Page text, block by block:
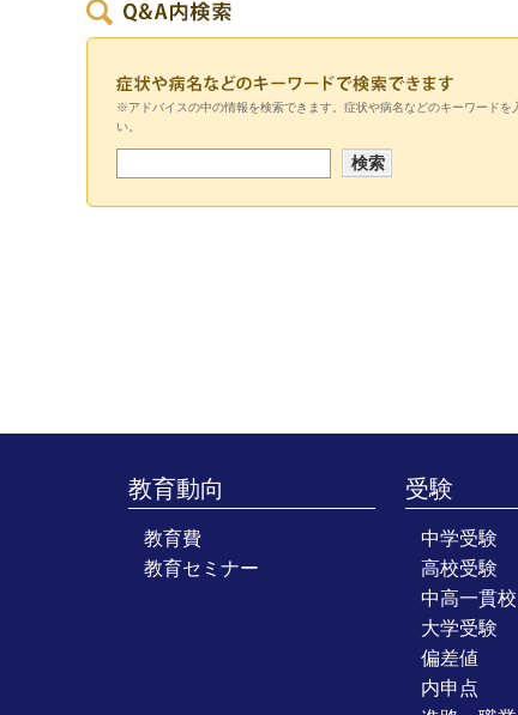
※アドバイスの中の情報を検索できます。症状や病名などのキーワードを
い。
教育動向
教育費
教育セミナー
受験
中学受験
高校受験
中高一貫校
大学受験
偏差値
内申点